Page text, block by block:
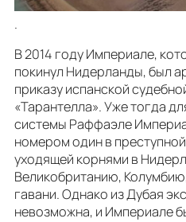
.
В 2014 году Империале,
покинул Нидерланды, был
приказу испанской
«Тарантелла». Уже тогда
системы Раффаэле
номером один в
уходящей корнями в
Великобританию,
гавани. Однако из Дубая
невозможна, и Империале